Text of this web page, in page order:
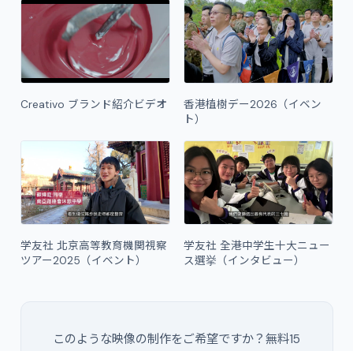
Creativo ブランド紹介ビデオ
香港植樹デー2026（イベン
ト）
学友社 北京高等教育機関視察
ツアー2025（イベント）
学友社 全港中学生十大ニュー
ス選挙（インタビュー）
このような映像の制作をご希望ですか？無料15